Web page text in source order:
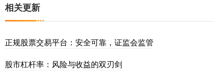
相关更新
正规股票交易平台：安全可靠，证监会监管
股市杠杆率：风险与收益的双刃剑